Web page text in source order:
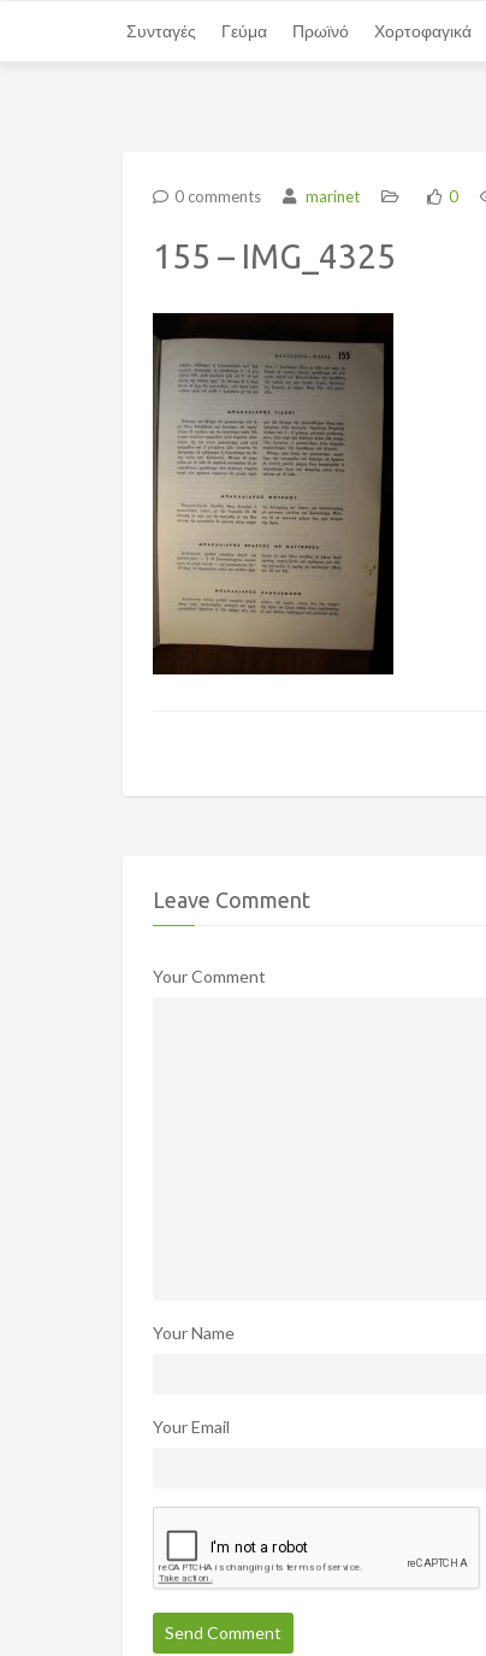
Συνταγές Γεύμα Πρωϊνό Χορτοφαγικά
0 comments marinet 0
155 – IMG_4325
Leave Comment
Your Comment
Your Name
Your Email
Συνταγές Γεύμα Πρωϊνό Χορτοφαγικά